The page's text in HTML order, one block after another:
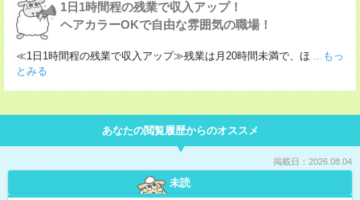
1日1時間程の残業で収入アップ！
ヘアカラーOKで自由な雰囲気の職場！
≪1日1時間程の残業で収入アップ≫残業は月20時間未満で、ほ ...もっ
とみる
あなたの閲覧履歴からのオススメ
掲載日：2026.08.04
未読